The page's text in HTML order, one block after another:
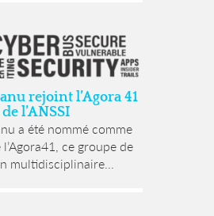
rejoint l’Agora 41
de l’ANSSI
a été nommé comme
ce groupe de
multidisciplinaire...